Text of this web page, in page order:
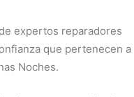
expertos reparadores
que pertenecen a
Noches.